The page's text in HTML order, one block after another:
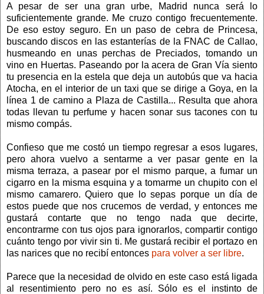
A pesar de ser una gran urbe, Madrid nunca será lo
suficientemente grande. Me cruzo contigo frecuentemente.
De eso estoy seguro. En un paso de cebra de Princesa,
buscando discos en las estanterías de la FNAC de Callao,
husmeando en unas perchas de Preciados, tomando un
vino en Huertas. Paseando por la acera de Gran Vía siento
tu presencia en la estela que deja un autobús que va hacia
Atocha, en el interior de un taxi que se dirige a Goya, en la
línea 1 de camino a Plaza de Castilla... Resulta que ahora
todas llevan tu perfume y hacen sonar sus tacones con tu
mismo compás.
Confieso que me costó un tiempo regresar a esos lugares,
pero ahora vuelvo a sentarme a ver pasar gente en la
misma terraza, a pasear por el mismo parque, a fumar un
cigarro en la misma esquina y a tomarme un chupito con el
mismo camarero. Quiero que lo sepas porque un día de
estos puede que nos crucemos de verdad, y entonces me
gustará contarte que no tengo nada que decirte,
encontrarme con tus ojos para ignorarlos, compartir contigo
cuánto tengo por vivir sin ti. Me gustará recibir el portazo en
las narices que no recibí entonces para volver a ser libre.
Parece que la necesidad de olvido en este caso está ligada
al resentimiento pero no es así. Sólo es el instinto de